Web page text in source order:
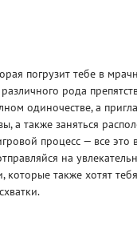
погрузит тебе в
рода
одиночестве, а
а также заняться
процесс — все это
на
также хотят